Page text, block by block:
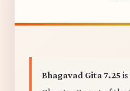
Bhagavad Gita 7.25